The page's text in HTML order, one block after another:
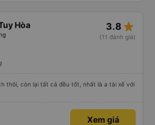
Hòa 3.8 star_rate
(11 đánh giá)
thôi, còn lại tất cả đều tốt, nhất là a tài xế với
Xem giá